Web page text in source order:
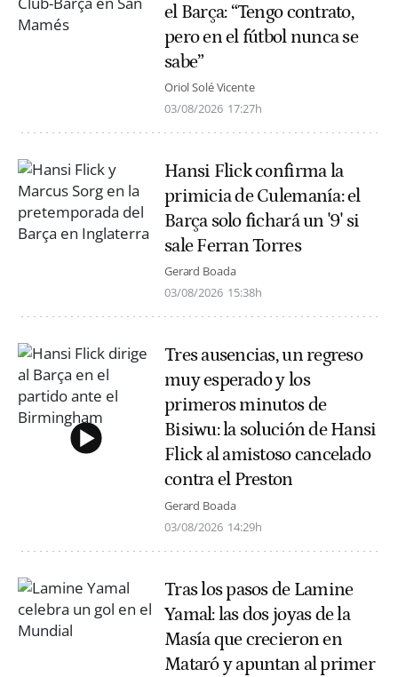
el Barça: “Tengo contrato,
pero en el fútbol nunca se
sabe”
Oriol Solé Vicente
03/08/2026 17:27h
Hansi Flick confirma la
primicia de Culemanía: el
Barça solo fichará un '9' si
sale Ferran Torres
Gerard Boada
03/08/2026 15:38h
Tres ausencias, un regreso
muy esperado y los
primeros minutos de
Bisiwu: la solución de Hansi
Flick al amistoso cancelado
contra el Preston
Gerard Boada
03/08/2026 14:29h
Tras los pasos de Lamine
Yamal: las dos joyas de la
Masía que crecieron en
Mataró y apuntan al primer